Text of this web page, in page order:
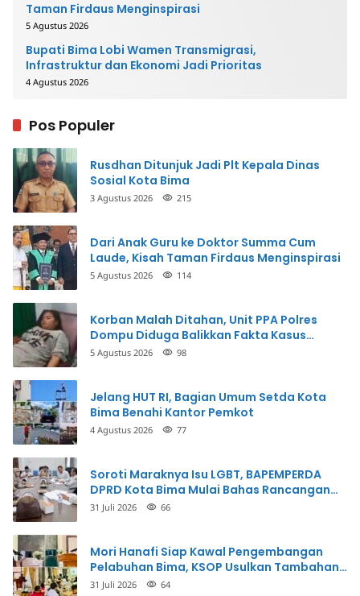
Taman Firdaus Menginspirasi
5 Agustus 2026
Bupati Bima Lobi Wamen Transmigrasi,
Infrastruktur dan Ekonomi Jadi Prioritas
4 Agustus 2026
Pos Populer
Rusdhan Ditunjuk Jadi Plt Kepala Dinas
Sosial Kota Bima
3 Agustus 2026 215
Dari Anak Guru ke Doktor Summa Cum
Laude, Kisah Taman Firdaus Menginspirasi
5 Agustus 2026 114
Korban Malah Ditahan, Unit PPA Polres
Dompu Diduga Balikkan Fakta Kasus
Penganiayaan
5 Agustus 2026 98
Jelang HUT RI, Bagian Umum Setda Kota
Bima Benahi Kantor Pemkot
4 Agustus 2026 77
Soroti Maraknya Isu LGBT, BAPEMPERDA
DPRD Kota Bima Mulai Bahas Rancangan
Perda Pencegahan
31 Juli 2026 66
Mori Hanafi Siap Kawal Pengembangan
Pelabuhan Bima, KSOP Usulkan Tambahan
Dermaga Rp400 Miliar
31 Juli 2026 64